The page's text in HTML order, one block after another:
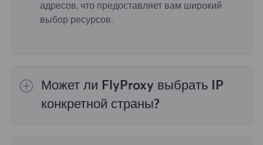
адресов, что предоставляет вам широкий
выбор ресурсов.
Может ли FlyProxy выбрать IP
конкретной страны?